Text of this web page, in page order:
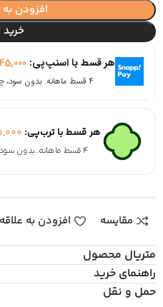
افزودن
خرید
هر قسط با اسنپ‌پی:
۴ قسط ماهانه. بدون سود، چک و ضامن.
هر قسط با ترب‌پی:
۴ قسط ماهانه. بدون سود، چک و ضامن.
مقایسه افزودن به
متریال محصول
راهنمای خرید
حمل و نقل